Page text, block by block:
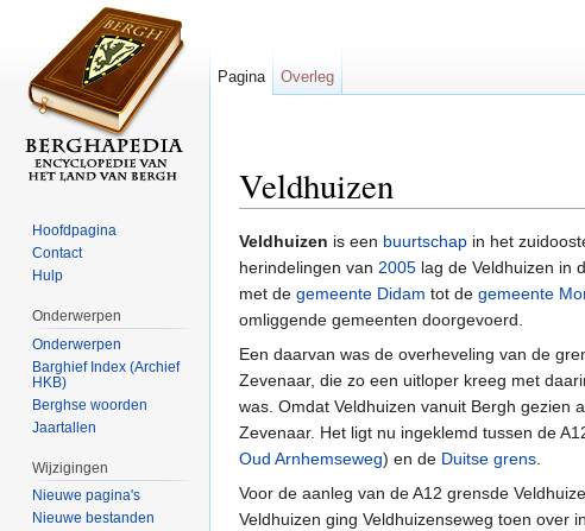
Veldhuizen
Veldhuizen is een buurtschap in het
herindelingen van 2005 lag de Veldhuizen in
met de gemeente Didam tot de gemeente
omliggende gemeenten doorgevoerd.
Een daarvan was de overheveling van de
Zevenaar, die zo een uitloper kreeg met
was. Omdat Veldhuizen vanuit Bergh gezien
Zevenaar. Het ligt nu ingeklemd tussen de
Oud Arnhemseweg) en de Duitse grens.
Voor de aanleg van de A12 grensde
Veldhuizen ging Veldhuizenseweg toen over
Pagina Overleg
Hoofdpagina
Contact
Hulp
Onderwerpen
Onderwerpen
Barghief Index (Archief
HKB)
Berghse woorden
Jaartallen
Wijzigingen
Nieuwe pagina's
Nieuwe bestanden